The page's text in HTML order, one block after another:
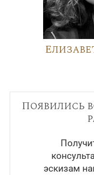
Появились
эскизам